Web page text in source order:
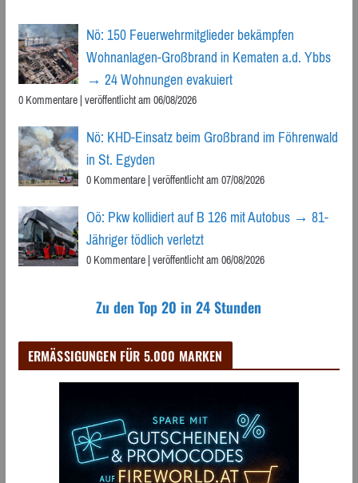
Nö: 150 Feuerwehrmitglieder bekämpfen
Wohnanlagen-Großbrand in Kematen a.d. Ybbs
→ 24 Wohnungen evakuiert
0 Kommentare|veröffentlicht am 06/08/2026
Nö: KHD-Einsatz beim Großbrand im Föhrenwald
in St. Egyden
0 Kommentare|veröffentlicht am 07/08/2026
Oö: Pkw kollidiert auf B 126 mit Autobus → 81-
Jähriger tödlich verletzt
0 Kommentare|veröffentlicht am 06/08/2026
Zu den Top 20 in 24 Stunden
ERMÄSSIGUNGEN FÜR 5.000 MARKEN